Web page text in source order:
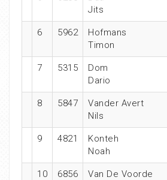
Jits
6 5962
Hofmans
Timon
7 5315
Dom
Dario
8 5847
Vander Avert
Nils
9 4821
Konteh
Noah
10 6856
Van De Voorde